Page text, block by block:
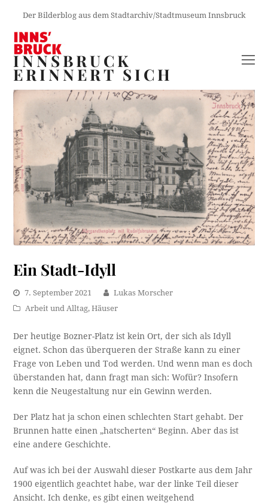
Der Bilderblog aus dem Stadtarchiv/Stadtmuseum Innsbruck
INNSBRUCK
ERINNERT SICH
Ein Stadt-Idyll
7. September 2021
Lukas Morscher
Arbeit und Alltag,Häuser
Der heutige Bozner-Platz ist kein Ort, der sich als Idyll
eignet. Schon das überqueren der Straße kann zu einer
Frage von Leben und Tod werden. Und wenn man es doch
überstanden hat, dann fragt man sich: Wofür? Insofern
kenn die Neugestaltung nur ein Gewinn werden.
Der Platz hat ja schon einen schlechten Start gehabt. Der
Brunnen hatte einen „hatscherten“ Beginn. Aber das ist
eine andere Geschichte.
Auf was ich bei der Auswahl dieser Postkarte aus dem Jahr
1900 eigentlich geachtet habe, war der linke Teil dieser
Ansicht. Ich denke, es gibt einen weitgehend